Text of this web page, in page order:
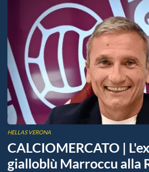
HELLAS VERONA
CALCIOMERCATO |
gialloblù Marroccu alla